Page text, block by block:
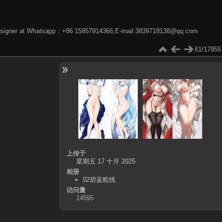
at Whatsapp：+86 15857914366,E-mail:3839718138@qq.com
61/17955
上传于
星期五 17 十月 2025
相册
02碧蓝航线
访问量
14595